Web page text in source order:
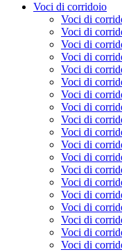
Voci di corridoio
Voci di
Voci di
Voci di
Voci di
Voci di
Voci di
Voci di
Voci di
Voci di
Voci di
Voci di
Voci di
Voci di
Voci di
Voci di
Voci di
Voci di
Voci di
Voci di